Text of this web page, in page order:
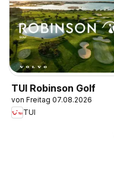
TUI Robinson Golf
von Freitag 07.08.2026
TUI